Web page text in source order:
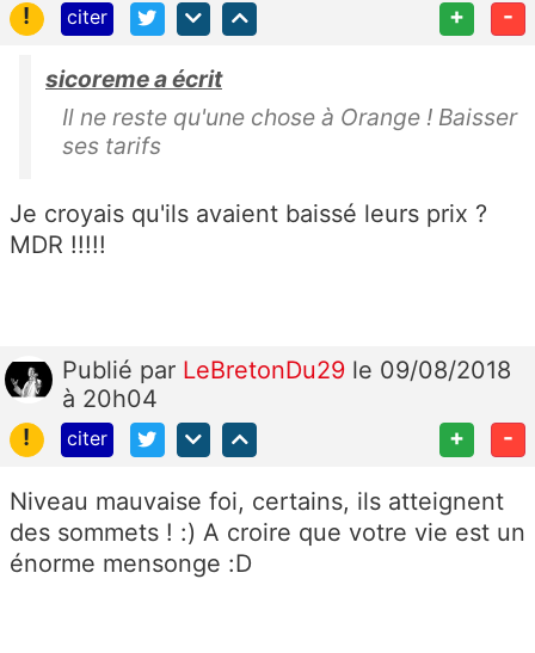
!
citer + -
sicoreme a écrit
Il ne reste qu'une chose à Orange ! Baisser
ses tarifs
Je croyais qu'ils avaient baissé leurs prix ?
MDR !!!!!
Publié par LeBretonDu29 le 09/08/2018
à 20h04
!
citer + -
Niveau mauvaise foi, certains, ils atteignent
des sommets ! :) A croire que votre vie est un
énorme mensonge :D